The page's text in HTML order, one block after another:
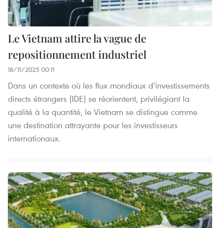
Le Vietnam attire la vague de
repositionnement industriel
18/11/2025 00:11
Dans un contexte où les flux mondiaux d’investissements
directs étrangers (IDE) se réorientent, privilégiant la
qualité à la quantité, le Vietnam se distingue comme
une destination attrayante pour les investisseurs
internationaux.